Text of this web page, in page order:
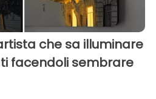
che sa illuminare
facendoli sembrare